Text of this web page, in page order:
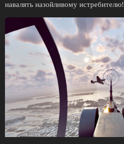
навалять назойливому истребителю!